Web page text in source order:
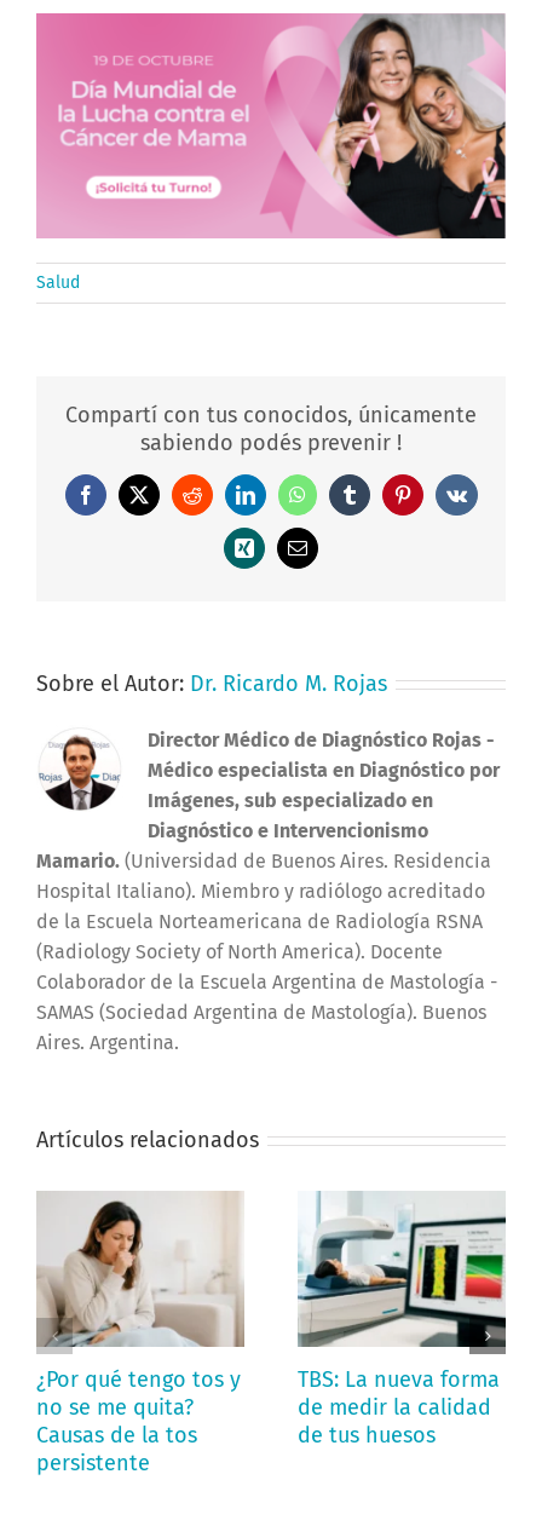
Salud
Compartí con tus conocidos, únicamente
sabiendo podés prevenir !
Facebook
X RedditLinkedInWhatsAppTumblrPinterestVk
Xing
Correo
Sobre el Autor: Dr. Ricardo M. Rojas
Director Médico de Diagnóstico Rojas -
Médico especialista en Diagnóstico por
Imágenes, sub especializado en
Diagnóstico e Intervencionismo
Mamario. (Universidad de Buenos Aires. Residencia
Hospital Italiano). Miembro y radiólogo acreditado
de la Escuela Norteamericana de Radiología RSNA
(Radiology Society of North America). Docente
Colaborador de la Escuela Argentina de Mastología -
SAMAS (Sociedad Argentina de Mastología). Buenos
Aires. Argentina.
Artículos relacionados
¿Por qué tengo tos y
no se me quita?
Causas de la tos
persistente
TBS: La nueva forma
de medir la calidad
de tus huesos